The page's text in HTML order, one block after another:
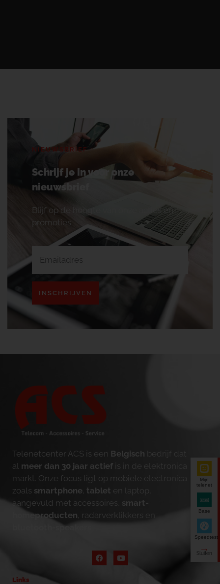
NIEUWSBRIEF
Schrijf je in voor onze
nieuwsbrief
Blijf op de hoogte van onze acties en
promoties.
INSCHRIJVEN
Telenetcenter ACS is een Belgisch bedrijf dat
al meer dan 30 jaar actief is in de elektronica
markt. Onze focus ligt op mobiele electronica
zoals smartphone tablet en laptop,
aangevuld met accessoires, smart-
homeproducten , radarverklikkers en
bluetooth-speakers
Links
Mijn
telenet
Base
Speedtest